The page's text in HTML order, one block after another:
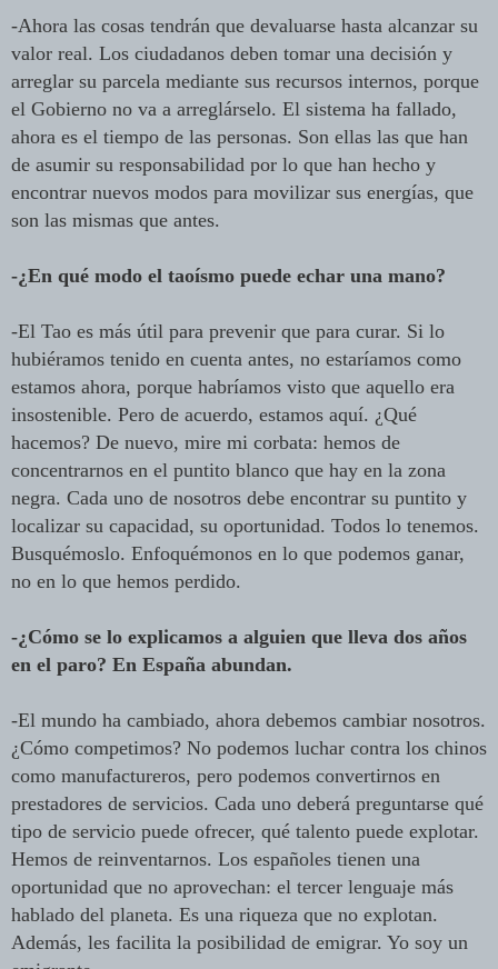
-Ahora las cosas tendrán que devaluarse hasta alcanzar su
valor real. Los ciudadanos deben tomar una decisión y
arreglar su parcela mediante sus recursos internos, porque
el Gobierno no va a arreglárselo. El sistema ha fallado,
ahora es el tiempo de las personas. Son ellas las que han
de asumir su responsabilidad por lo que han hecho y
encontrar nuevos modos para movilizar sus energías, que
son las mismas que antes.
-¿En qué modo el taoísmo puede echar una mano?
-El Tao es más útil para prevenir que para curar. Si lo
hubiéramos tenido en cuenta antes, no estaríamos como
estamos ahora, porque habríamos visto que aquello era
insostenible. Pero de acuerdo, estamos aquí. ¿Qué
hacemos? De nuevo, mire mi corbata: hemos de
concentrarnos en el puntito blanco que hay en la zona
negra. Cada uno de nosotros debe encontrar su puntito y
localizar su capacidad, su oportunidad. Todos lo tenemos.
Busquémoslo. Enfoquémonos en lo que podemos ganar,
no en lo que hemos perdido.
-¿Cómo se lo explicamos a alguien que lleva dos años
en el paro? En España abundan.
-El mundo ha cambiado, ahora debemos cambiar nosotros.
¿Cómo competimos? No podemos luchar contra los chinos
como manufactureros, pero podemos convertirnos en
prestadores de servicios. Cada uno deberá preguntarse qué
tipo de servicio puede ofrecer, qué talento puede explotar.
Hemos de reinventarnos. Los españoles tienen una
oportunidad que no aprovechan: el tercer lenguaje más
hablado del planeta. Es una riqueza que no explotan.
Además, les facilita la posibilidad de emigrar. Yo soy un